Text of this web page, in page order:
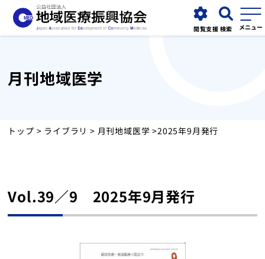
閲覧支援 検索
協会について
事業紹介
運営施設
月刊地域医学
トップ > ライブラリ > 月刊地域医学 >2025年9月発行
Vol.39／9 2025年9月発行